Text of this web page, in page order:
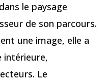
dans le paysage
de son parcours.
une image, elle a
intérieure,
Le